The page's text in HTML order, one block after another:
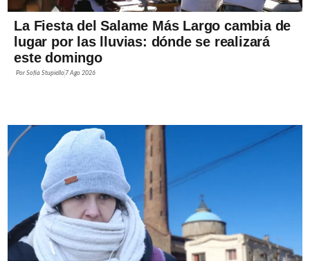
La Fiesta del Salame Más Largo cambia de
lugar por las lluvias: dónde se realizará
este domingo
PorSofía Stupiello 7 Ago 2026